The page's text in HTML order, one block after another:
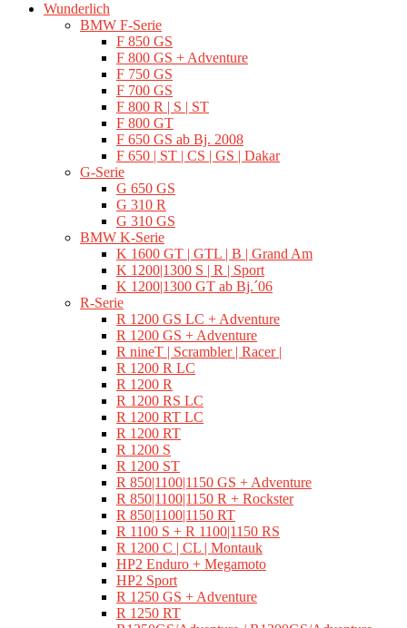
Wunderlich
BMW F-Serie
F 850 GS
F 800 GS + Adventure
F 750 GS
F 700 GS
F 800 R | S | ST
F 800 GT
F 650 GS ab Bj. 2008
F 650 | ST | CS | GS | Dakar
G-Serie
G 650 GS
G 310 R
G 310 GS
BMW K-Serie
K 1600 GT | GTL | B | Grand Am
K 1200|1300 S | R | Sport
K 1200|1300 GT ab Bj.´06
R-Serie
R 1200 GS LC + Adventure
R 1200 GS + Adventure
R nineT | Scrambler | Racer |
R 1200 R LC
R 1200 R
R 1200 RS LC
R 1200 RT LC
R 1200 RT
R 1200 S
R 1200 ST
R 850|1100|1150 GS + Adventure
R 850|1100|1150 R + Rockster
R 850|1100|1150 RT
R 1100 S + R 1100|1150 RS
R 1200 C | CL | Montauk
HP2 Enduro + Megamoto
HP2 Sport
R 1250 GS + Adventure
R 1250 RT